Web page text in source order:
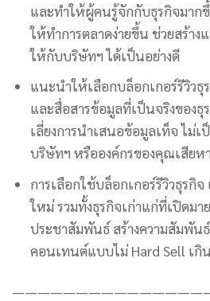
และทำให้ผู้คนรู้จักกับธุรกิจมาก
ให้ทำการตลาดง่ายขึ้น ช่วยสร้า
ให้กับบริษัทฯ ได้เป็นอย่างดี
แนะนำให้เลือกบล็อกเกอร์รีวิวธุ
และสื่อสารข้อมูลที่เป็นจริงของ
เลี่ยงการนำเสนอข้อมูลเท็จ ไม่เ
บริษัทฯ หรือองค์กรของคุณเสียห
การเลือกใช้บล็อกเกอร์รีวิวธุรกิ
ใหม่ รวมทั้งธุรกิจเก่าแก่ที่เปิดมา
ประชาสัมพันธ์ สร้างความสัมพัน
คอนเทนต์แบบไม่ Hard Sell เกิ